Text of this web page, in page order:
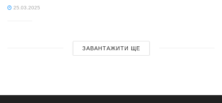
25.03.2025
ЗАВАНТАЖИТИ ЩЕ